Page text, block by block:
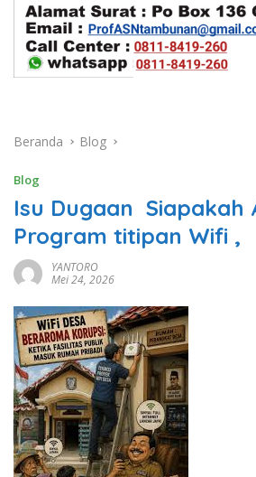
Beranda Blog
Blog
Isu Dugaan Siapakah
Program titipan Wifi ,
YANTORO
Mei 24, 2026